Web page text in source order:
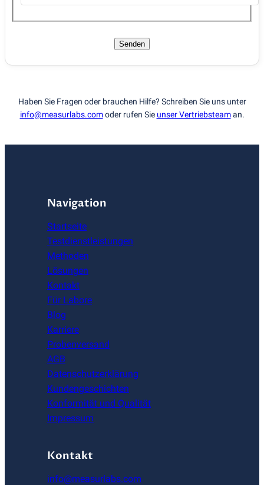
Senden
Haben Sie Fragen oder brauchen Hilfe? Schreiben Sie uns unter
info@measurlabs.comoder rufen Sie unser Vertriebsteaman.
Navigation
Startseite
Testdienstleistungen
Methoden
Lösungen
Kontakt
Für Labore
Blog
Karriere
Probenversand
AGB
Datenschutzerklärung
Kundengeschichten
Konformität und Qualität
Impressum
Kontakt
info@measurlabs.com